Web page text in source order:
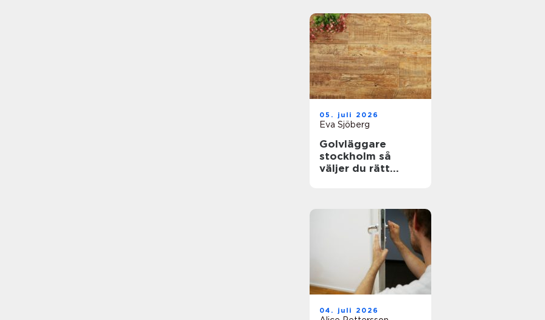
05. juli 2026
Eva Sjöberg
Golvläggare
stockholm så
väljer du rätt
04. juli 2026